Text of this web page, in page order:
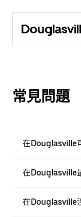
常見問題
在Douglasville
在Douglasville
在Douglasville